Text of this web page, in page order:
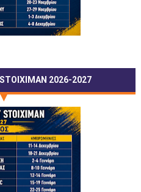
STOIXIMAN 2026-2027